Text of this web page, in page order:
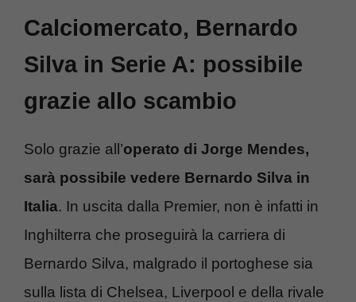
Calciomercato, Bernardo
Silva in Serie A: possibile
grazie allo scambio
Solo grazie all’operato di Jorge Mendes,
sarà possibile vedere Bernardo Silva in
Italia. In uscita dalla Premier, non è infatti in
Inghilterra che proseguirà la carriera di
Bernardo Silva, malgrado il portoghese sia
sulla lista di Chelsea, Liverpool e della rivale